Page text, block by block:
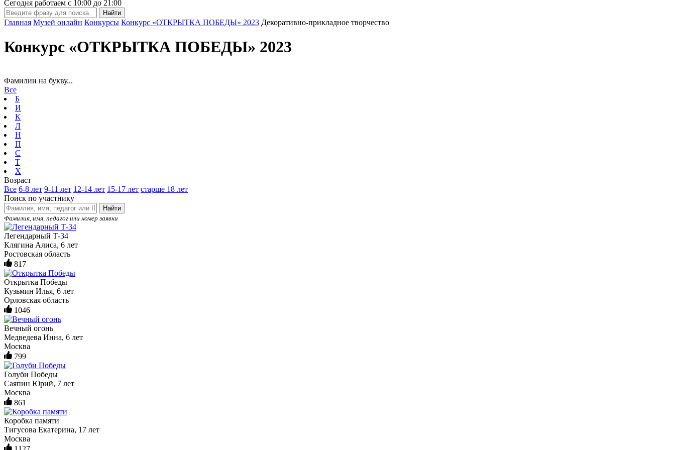
Сегодня работаем с 10:00 до 21:00
Главная Музей онлайн Конкурсы Конкурс «ОТКРЫТКА ПОБЕДЫ» 2023 Декоративно-прикладное творчество
Конкурс «ОТКРЫТКА ПОБЕДЫ» 2023
Фамилии на букву...
Все
Б
И
К
Л
Н
П
С
Т
Х
Возраст
Все 6-8 лет 9-11 лет 12-14 лет 15-17 лет старше 18 лет
Поиск по участнику
Найти
Фамилия, имя, педагог или номер заявки
Легендарный Т-34
Клягина Алиса, 6 лет
Ростовская область
817
Открытка Победы
Кузьмин Илья, 6 лет
Орловская область
1046
Вечный огонь
Медведева Инна, 6 лет
Москва
799
Голуби Победы
Саяпин Юрий, 7 лет
Москва
861
Коробка памяти
Тигусова Екатерина, 17 лет
Москва